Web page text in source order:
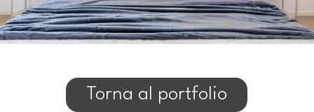
Torna al portfolio